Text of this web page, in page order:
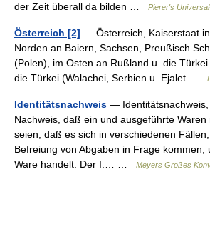
der Zeit überall da bilden …
Pierer's
Österreich [2] — Österreich, Kaiserstaat
Norden an Baiern, Sachsen, Preußisch
(Polen), im Osten an Rußland u. die
die Türkei (Walachei, Serbien u. Ejalet …
Identitätsnachweis —
Nachweis, daß ein und ausgeführte
seien, daß es sich in verschiedenen
Befreiung von Abgaben in Frage kommen,
Ware handelt. Der I.… …
Meyers Großes